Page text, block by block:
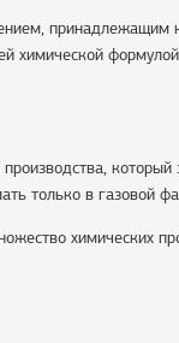
химической
только в газовой
химических